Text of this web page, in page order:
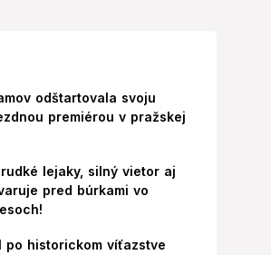
odštartovala svoju
premiérou v pražskej
lejaky, silný vietor aj
pred búrkami vo
po historickom víťazstve